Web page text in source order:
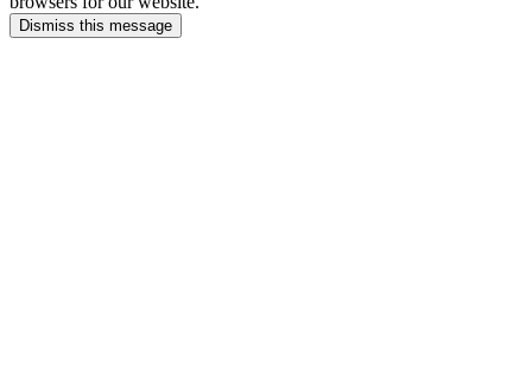
Dismiss this message